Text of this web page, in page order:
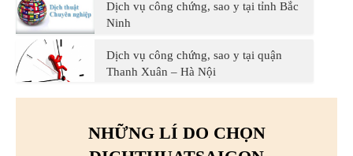
Dịch vụ công chứng, sao y tại tỉnh Bắc
Ninh
Dịch vụ công chứng, sao y tại quận
Thanh Xuân – Hà Nội
NHỮNG LÍ DO CHỌN